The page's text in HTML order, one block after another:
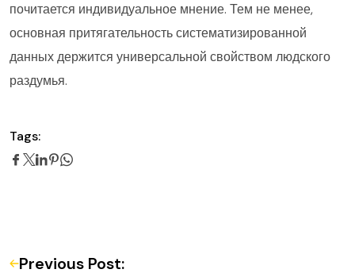
почитается индивидуальное мнение. Тем не менее,
основная притягательность систематизированной
данных держится универсальной свойством людского
раздумья.
Tags:
Previous Post: